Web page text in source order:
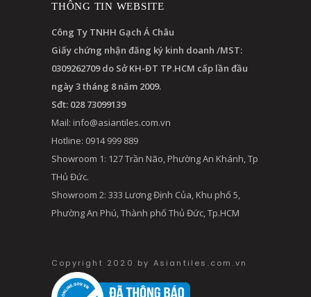
THÔNG TIN WEBSITE
Công Ty TNHH Gạch Á Châu
Giấy chứng nhận đăng ký kinh doanh /MST:
0309262709 do Sở KH-ĐT TP.HCM cấp lần đầu
ngày 3 tháng 8 năm 2009.
Sđt: 028 73099139
Mail: info@asiantiles.com.vn
Hotline: 0914 999 889
Showroom 1: 127 Trần Não, Phường An Khánh, Tp
THủ Đức.
Showroom 2: 333 Lương Định Của, Khu phố 5,
Phường An Phú, Thành phố Thủ Đức, Tp.HCM
Copyright 2020 by Asiantiles.com.vn